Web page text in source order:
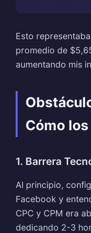
Esto
promedio de
aumentando mis
Cómo
1. Barrera
Al principio,
Facebook y
CPC y CPM era
dedicando 2-3